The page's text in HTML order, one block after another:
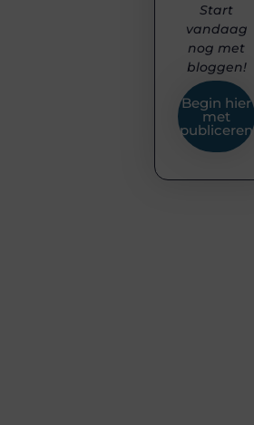
Start
vandaag
nog met
bloggen!
Begin hier
met
publiceren